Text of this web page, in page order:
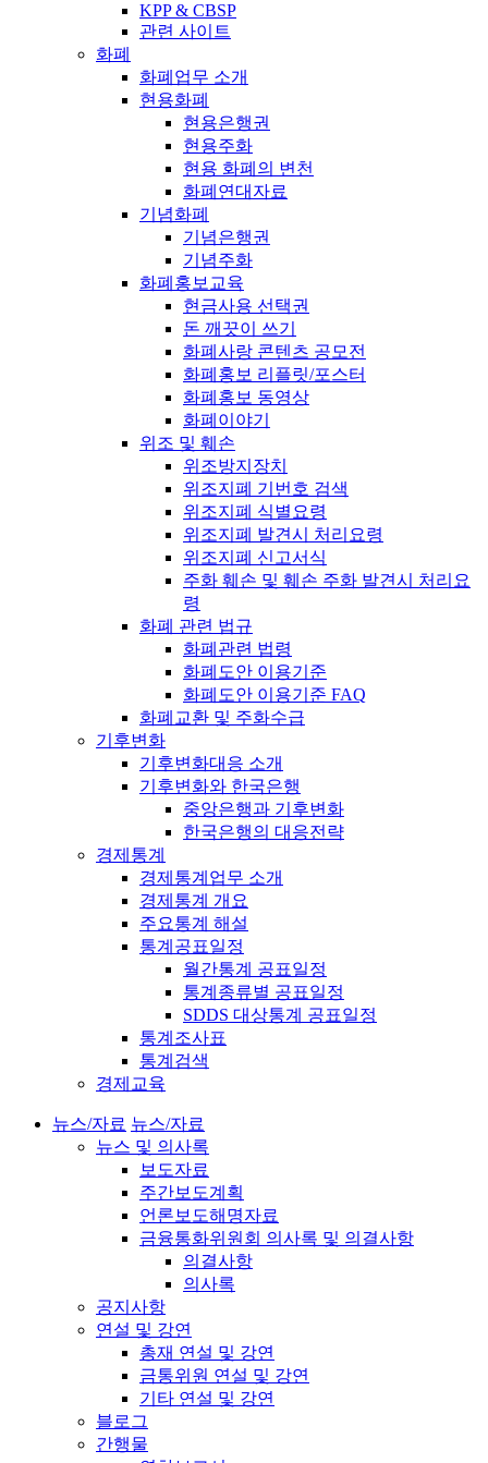
KPP & CBSP
관련 사이트
화폐
화폐업무 소개
현용화폐
현용은행권
현용주화
현용 화폐의 변천
화폐연대자료
기념화폐
기념은행권
기념주화
화폐홍보교육
현금사용 선택권
돈 깨끗이 쓰기
화폐사랑 콘텐츠 공모전
화폐홍보 리플릿/포스터
화폐홍보 동영상
화폐이야기
위조 및 훼손
위조방지장치
위조지폐 기번호 검색
위조지폐 식별요령
위조지폐 발견시 처리요령
위조지폐 신고서식
주화 훼손 및 훼손 주화 발견시 처리요
령
화폐 관련 법규
화폐관련 법령
화폐도안 이용기준
화폐도안 이용기준 FAQ
화폐교환 및 주화수급
기후변화
기후변화대응 소개
기후변화와 한국은행
중앙은행과 기후변화
한국은행의 대응전략
경제통계
경제통계업무 소개
경제통계 개요
주요통계 해설
통계공표일정
월간통계 공표일정
통계종류별 공표일정
SDDS 대상통계 공표일정
통계조사표
통계검색
경제교육
뉴스/자료 뉴스/자료
뉴스 및 의사록
보도자료
주간보도계획
언론보도해명자료
금융통화위원회 의사록 및 의결사항
의결사항
의사록
공지사항
연설 및 강연
총재 연설 및 강연
금통위원 연설 및 강연
기타 연설 및 강연
블로그
간행물